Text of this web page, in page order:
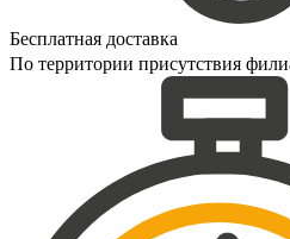
Бесплатная доставка
По территории присутствия